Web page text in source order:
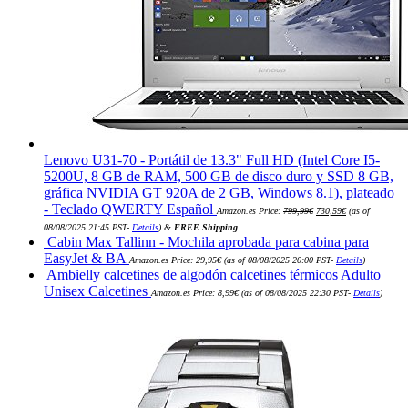
Lenovo U31-70 - Portátil de 13.3" Full HD (Intel Core I5-
5200U, 8 GB de RAM, 500 GB de disco duro y SSD 8 GB,
gráfica NVIDIA GT 920A de 2 GB, Windows 8.1), plateado
- Teclado QWERTY Español Amazon.es Price: 799,99€ precio
era:
799,99€.
730,59€precio
730,59€.
(as of
08/08/2025 21:45 PST- Details) & FREE Shipping
Cabin Max Tallinn - Mochila aprobada para cabina para
EasyJet & BA Amazon.es Price: 29,95€(as of 08/08/2025 20:00 PST- Details)
Ambielly calcetines de algodón calcetines térmicos Adulto
Unisex Calcetines Amazon.es Price: 8,99€(as of 08/08/2025 22:30 PST- Details)